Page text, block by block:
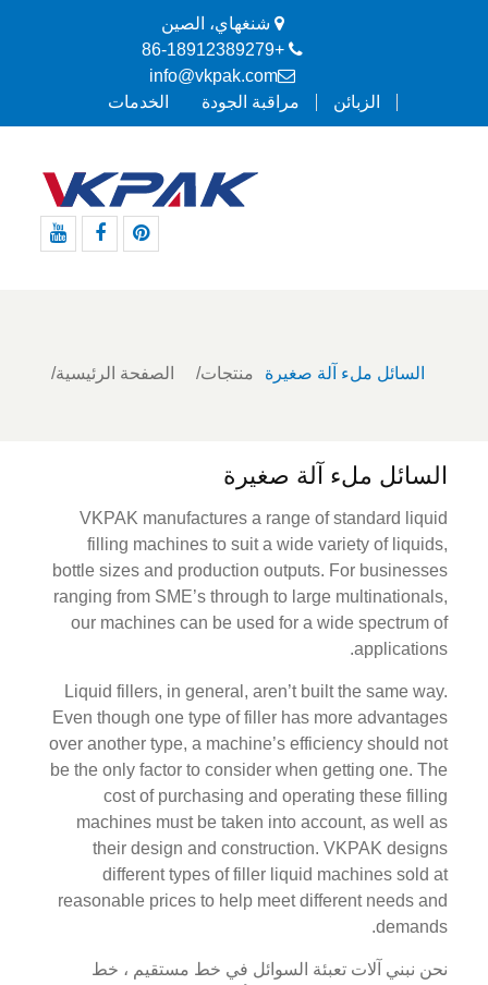
شنغهاي، الصين
+86-18912389279
info@vkpak.com
الزبائن
مراقبة الجودة الخدمات
الصفحة الرئيسية منتجات السائل ملء آلة صغيرة
السائل ملء آلة صغيرة
VKPAK manufactures a range of standard liquid
filling machines to suit a wide variety of liquids,
bottle sizes and production outputs. For businesses
ranging from SME’s through to large multinationals,
our machines can be used for a wide spectrum of
applications.
Liquid fillers, in general, aren’t built the same way.
Even though one type of filler has more advantages
over another type, a machine’s efficiency should not
be the only factor to consider when getting one. The
cost of purchasing and operating these filling
machines must be taken into account, as well as
their design and construction. VKPAK designs
different types of filler liquid machines sold at
reasonable prices to help meet different needs and
demands.
نحن نبني آلات تعبئة السوائل في خط مستقيم ، خط